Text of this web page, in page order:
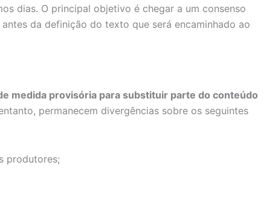
dias. O principal objetivo é chegar a um consenso
da definição do texto que será encaminhado ao
medida provisória para substituir parte do conteúdo
permanecem divergências sobre os seguintes
produtores;